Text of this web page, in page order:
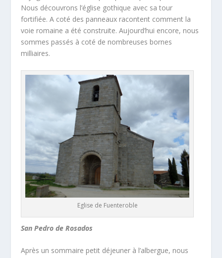
Nous découvrons l’église gothique avec sa tour
fortifiée. A coté des panneaux racontent comment la
voie romaine a été construite. Aujourd’hui encore, nous
sommes passés à coté de nombreuses bornes
milliaires.
Eglise de Fuenteroble
San Pedro de Rosados
Après un sommaire petit déjeuner à l’albergue, nous